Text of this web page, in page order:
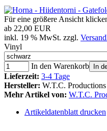
Für eine größere Ansicht
ab 22,00 EUR
inkl. 19 % MwSt. zzgl.
Vinyl
In den Warenkorb In
Lieferzeit: 3-4 Tage
Hersteller: W.T.C. Productions
Mehr Artikel von: W.T.C.
Artikeldatenblatt drucken